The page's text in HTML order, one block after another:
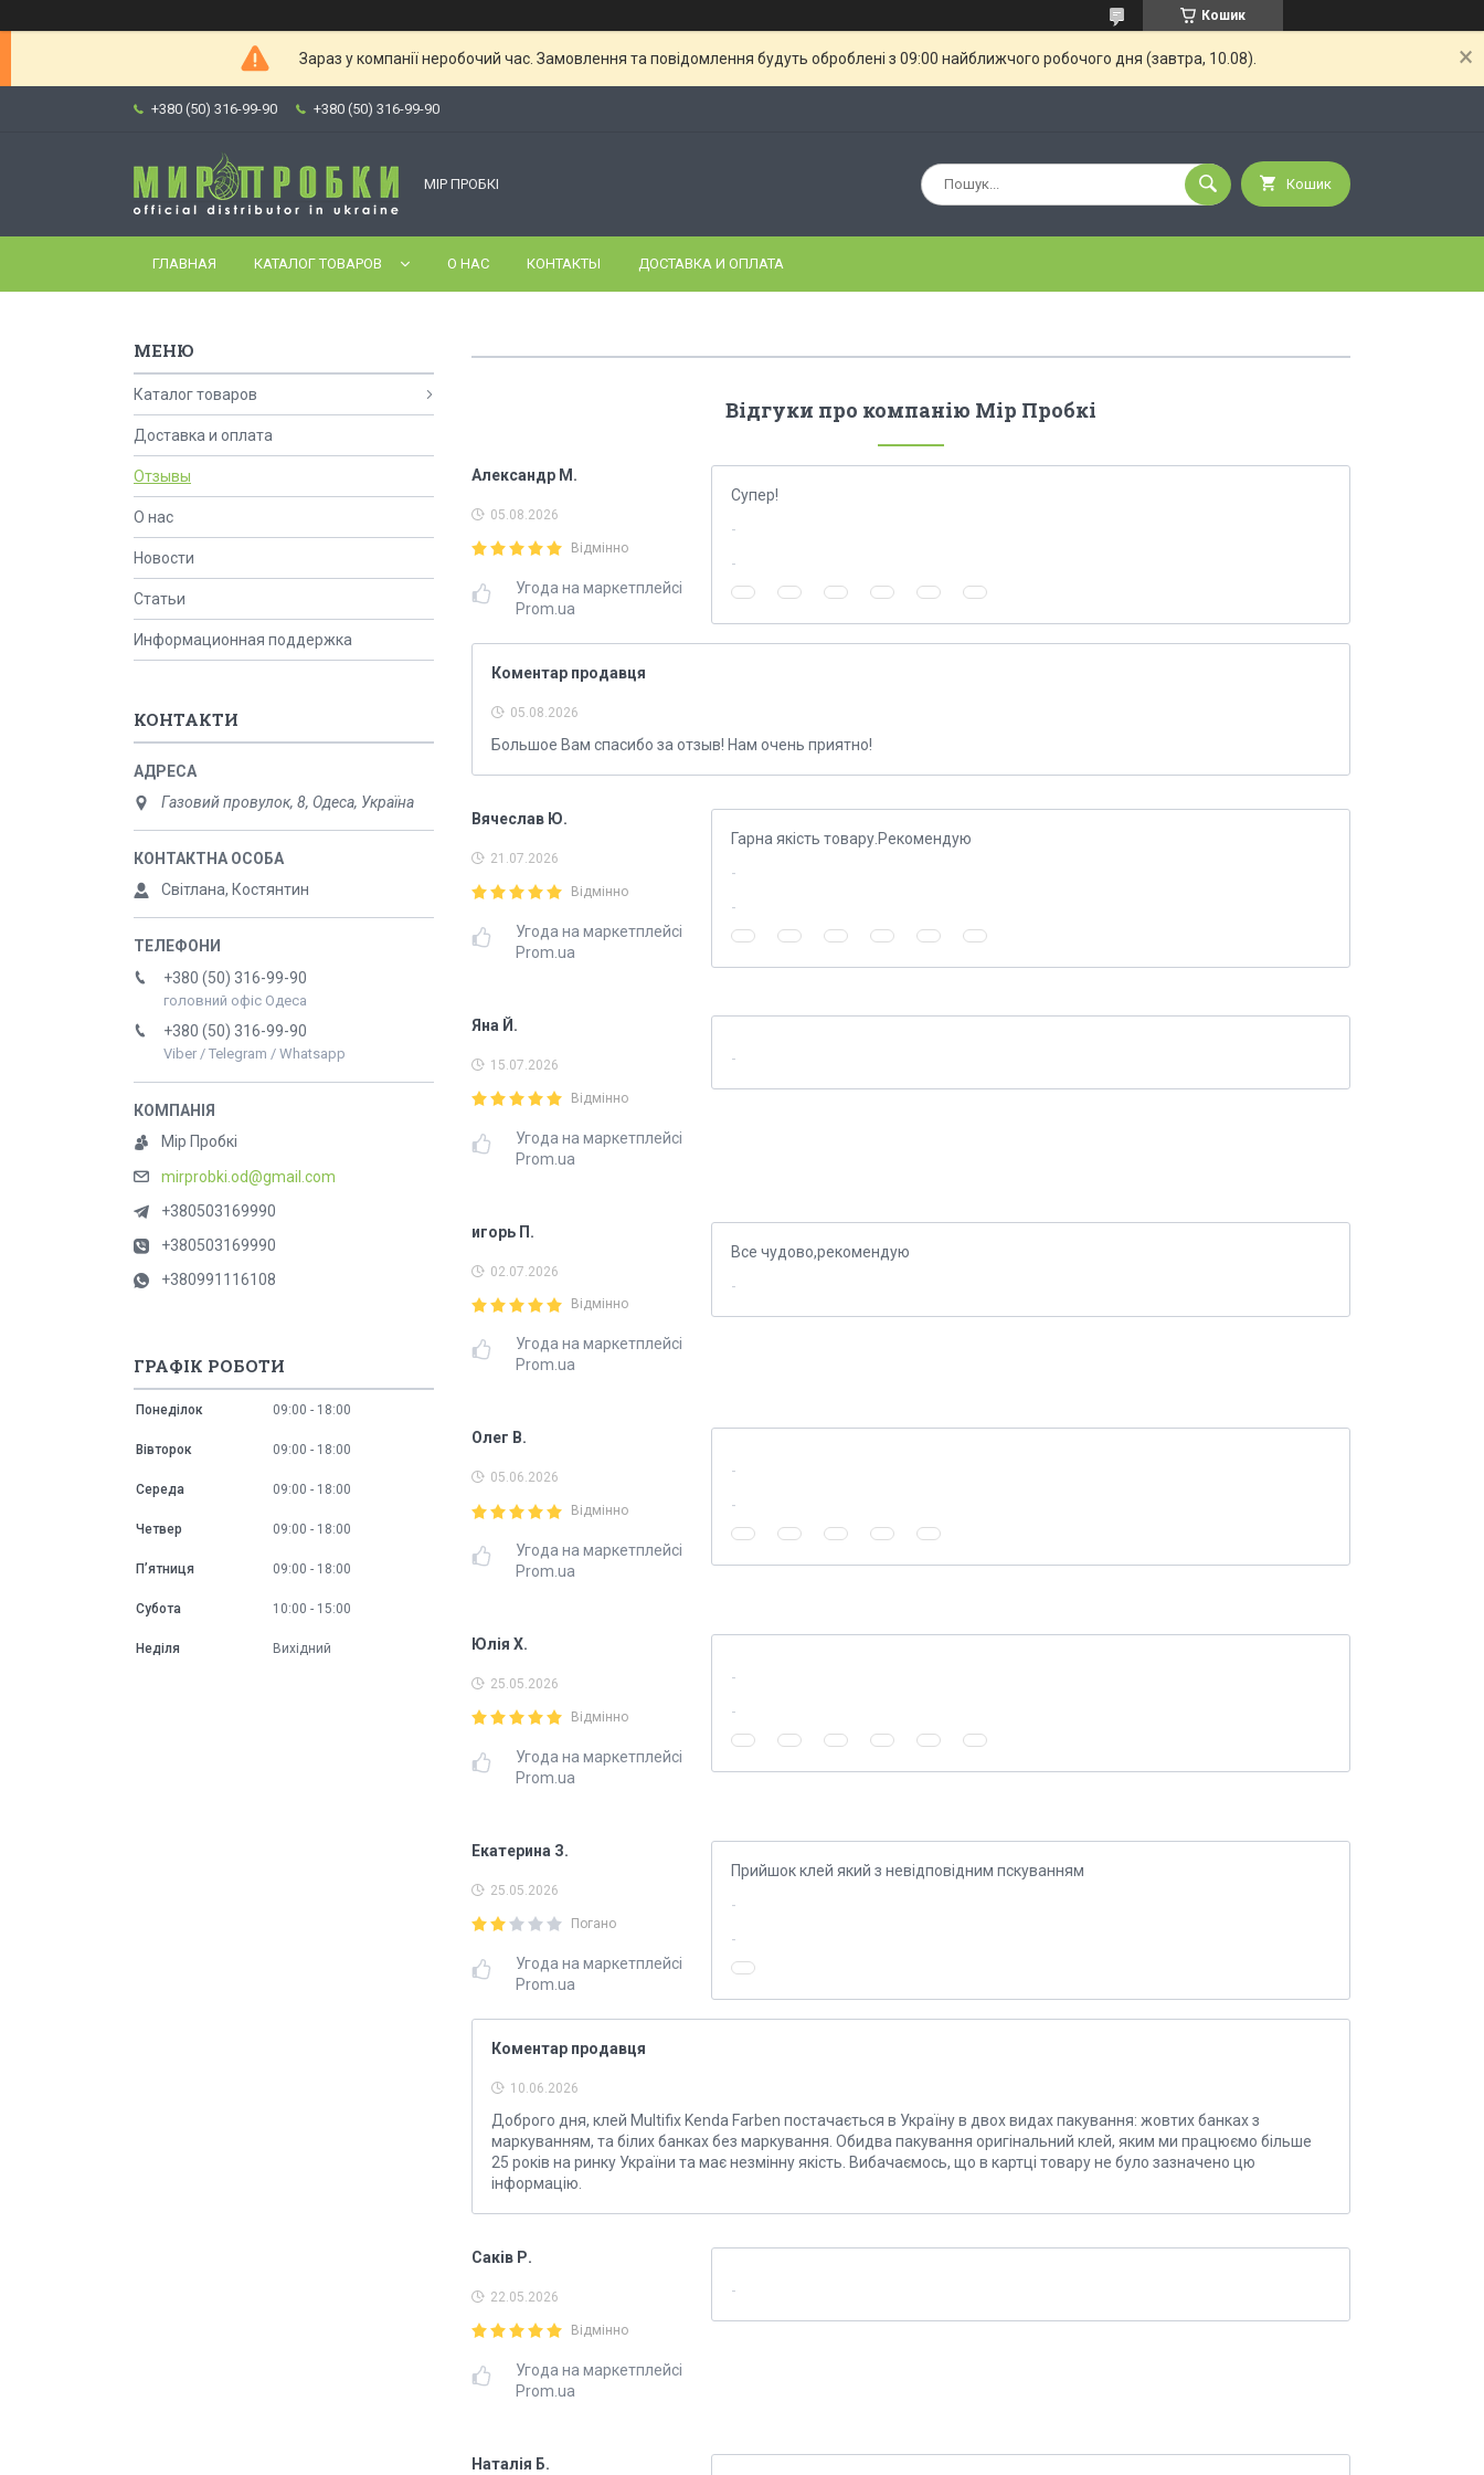
Кошик
Зараз у компанії неробочий час. Замовлення та повідомлення будуть оброблені з 09:00 найближчого робочого дня (завтра, 10.08).
+380 (50) 316-99-90 +380 (50) 316-99-90
МІР ПРОБКІ Кошик
ГЛАВНАЯ КАТАЛОГ ТОВАРОВ О НАС КОНТАКТЫ ДОСТАВКА И ОПЛАТА
Відгуки про компанію Мір Пробкі
Александр М.
05.08.2026
Відмінно
Угода на маркетплейсі
Prom.ua
Супер!
Коментар продавця
05.08.2026
Большое Вам спасибо за отзыв! Нам очень приятно!
Вячеслав Ю.
21.07.2026
Відмінно
Угода на маркетплейсі
Prom.ua
Гарна якість товару.Рекомендую
Яна Й.
15.07.2026
Відмінно
Угода на маркетплейсі
Prom.ua
игорь П.
02.07.2026
Відмінно
Угода на маркетплейсі
Prom.ua
Все чудово,рекомендую
Олег В.
05.06.2026
Відмінно
Угода на маркетплейсі
Prom.ua
Юлія Х.
25.05.2026
Відмінно
Угода на маркетплейсі
Prom.ua
Екатерина З.
25.05.2026
Погано
Угода на маркетплейсі
Prom.ua
Прийшок клей який з невідповідним пскуванням
Коментар продавця
10.06.2026
Доброго дня, клей Multifix Kenda Farben постачається в Україну в двох видах пакування: жовтих банках з
маркуванням, та білих банках без маркування. Обидва пакування оригінальний клей, яким ми працюємо більше
25 років на ринку України та має незмінну якість. Вибачаємось, що в картці товару не було зазначено цю
інформацію.
Саків Р.
22.05.2026
Відмінно
Угода на маркетплейсі
Prom.ua
Наталія Б.
Каталог товаров
Доставка и оплата
Отзывы
О нас
Новости
Статьи
Информационная поддержка
КОНТАКТИ
Газовий провулок, 8, Одеса, Україна
Світлана, Костянтин
+380 (50) 316-99-90
головний офіс Одеса
+380 (50) 316-99-90
Viber / Telegram / Whatsapp
Мір Пробкі
mirprobki.od@gmail.com
+380503169990
+380503169990
+380991116108
ГРАФІК РОБОТИ
Понеділок 09:00 18:00
Вівторок 09:00 18:00
Середа 09:00 18:00
Четвер 09:00 18:00
Пʼятниця 09:00 18:00
Субота 10:00 15:00
Неділя Вихідний